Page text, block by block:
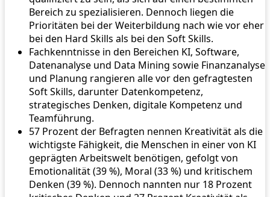
Bereich zu spezialisieren. Dennoch liegen die
Prioritäten bei der Weiterbildung nach wie vor eher
bei den Hard Skills als bei den Soft Skills.
Fachkenntnisse in den Bereichen KI, Software,
Datenanalyse und Data Mining sowie Finanzanalyse
und Planung rangieren alle vor den gefragtesten
Soft Skills, darunter Datenkompetenz,
strategisches Denken, digitale Kompetenz und
Teamführung.
57 Prozent der Befragten nennen Kreativität als die
wichtigste Fähigkeit, die Menschen in einer von KI
geprägten Arbeitswelt benötigen, gefolgt von
Emotionalität (39 %), Moral (33 %) und kritischem
Denken (39 %). Dennoch nannten nur 18 Prozent